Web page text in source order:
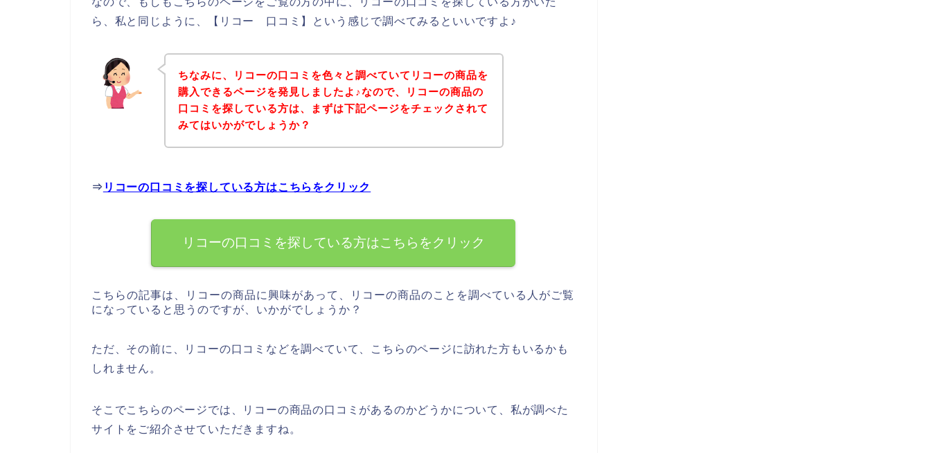
ら、私と同じように、【リコー 口コミ】という感じで調べてみるといいですよ♪
ちなみに、リコーの口コミを色々と調べていてリコーの商品を
購入できるページを発見しましたよ♪なので、リコーの商品の
口コミを探している方は、まずは下記ページをチェックされて
みてはいかがでしょうか？
⇒ リコーの口コミを探している方はこちらをクリック
リコーの口コミを探している方はこちらをクリック
こちらの記事は、リコーの商品に興味があって、リコーの商品のことを調べている人がご覧
になっていると思うのですが、いかがでしょうか？
ただ、その前に、リコーの口コミなどを調べていて、こちらのページに訪れた方もいるかも
しれません。
そこでこちらのページでは、リコーの商品の口コミがあるのかどうかについて、私が調べた
サイトをご紹介させていただきますね。